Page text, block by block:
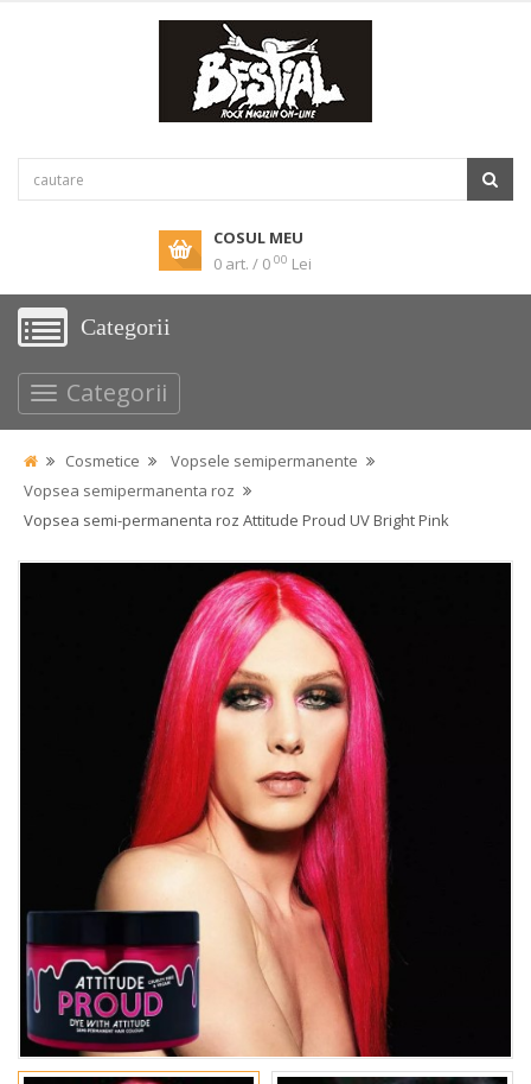
COSUL MEU
0 art. / 0 00 Lei
Categorii
Categorii
Cosmetice
Vopsele semipermanente
Vopsea semipermanenta roz
Vopsea semi-permanenta roz Attitude Proud UV Bright Pink